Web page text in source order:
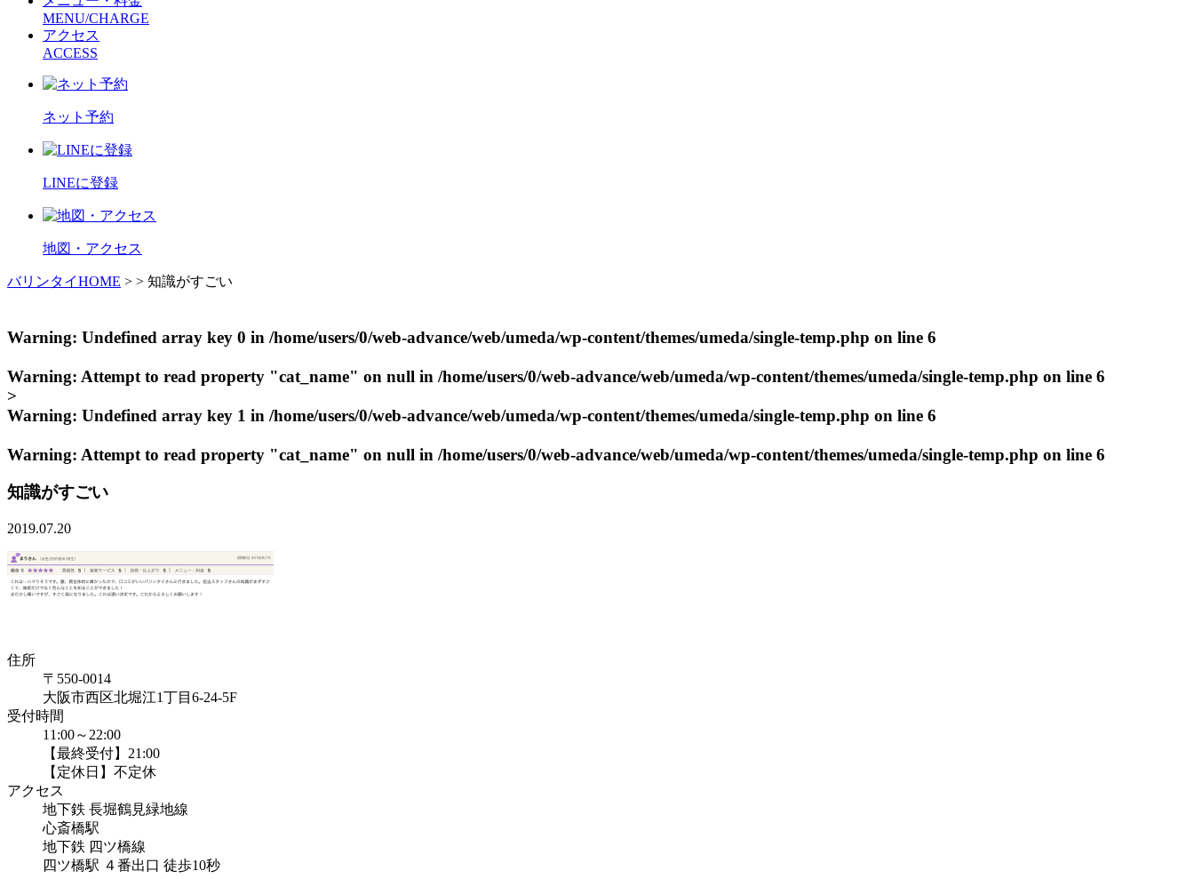
MENU/CHARGE
アクセス
ACCESS
ネット予約
LINEに登録
地図・アクセス
バリンタイHOME > > 知識がすごい
Warning: Undefined array key 0 in /home/users/0/web-advance/web/umeda/wp-content/themes/umeda/single-temp.php on line 6
Warning: Attempt to read property "cat_name" on null in /home/users/0/web-advance/web/umeda/wp-content/themes/umeda/single-temp.php on line 6
>
Warning: Undefined array key 1 in /home/users/0/web-advance/web/umeda/wp-content/themes/umeda/single-temp.php on line 6
Warning: Attempt to read property "cat_name" on null in /home/users/0/web-advance/web/umeda/wp-content/themes/umeda/single-temp.php on line 6
知識がすごい
2019.07.20
住所
〒550-0014
大阪市西区北堀江1丁目6-24-5F
受付時間
11:00～22:00
【最終受付】21:00
【定休日】不定休
アクセス
地下鉄 長堀鶴見緑地線
心斎橋駅
地下鉄 四ツ橋線
四ツ橋駅 ４番出口 徒歩10秒